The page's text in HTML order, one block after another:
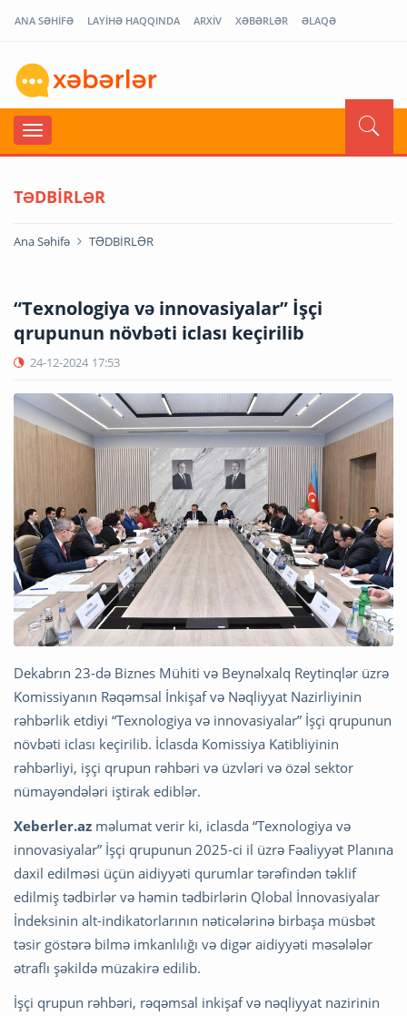
ANA SƏHİFƏ LAYİHƏ HAQQINDA ARXİV XƏBƏRLƏR ƏLAQƏ
TƏDBİRLƏR
Ana Səhifə TƏDBİRLƏR
“Texnologiya və innovasiyalar” İşçi
qrupunun növbəti iclası keçirilib
24-12-2024 17:53
Dekabrın 23-də Biznes Mühiti və Beynəlxalq Reytinqlər üzrə
Komissiyanın Rəqəmsal İnkişaf və Nəqliyyat Nazirliyinin
rəhbərlik etdiyi “Texnologiya və innovasiyalar” İşçi qrupunun
növbəti iclası keçirilib. İclasda Komissiya Katibliyinin
rəhbərliyi, işçi qrupun rəhbəri və üzvləri və özəl sektor
nümayəndələri iştirak ediblər.
Xeberler.az məlumat verir ki, iclasda “Texnologiya və
innovasiyalar” İşçi qrupunun 2025-ci il üzrə Fəaliyyət Planına
daxil edilməsi üçün aidiyyəti qurumlar tərəfindən təklif
edilmiş tədbirlər və həmin tədbirlərin Qlobal İnnovasiyalar
İndeksinin alt-indikatorlarının nəticələrinə birbaşa müsbət
təsir göstərə bilmə imkanlılığı və digər aidiyyəti məsələlər
ətraflı şəkildə müzakirə edilib.
İşçi qrupun rəhbəri, rəqəmsal inkişaf və nəqliyyat nazirinin